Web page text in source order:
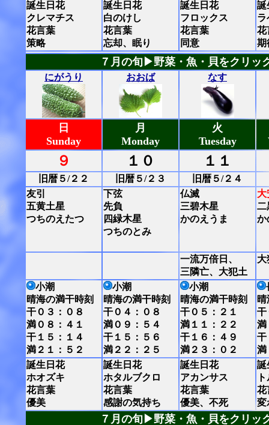
誕生日花
クレマチス
花言葉
策略
誕生日花
白のけし
花言葉
忘却、眠り
誕生日花
フロックス
花言葉
同意
誕
ラ
花
期
７月の旬▶野菜・魚・貝をクリッ
にがうり おおば なす
日
Sunday
月
Monday
火
Tuesday
９ １０ １１
旧暦５/２２ 旧暦５/２３
旧暦５/２４
友引
五黄土星
つちのえたつ
下弦
先負
四緑木星
つちのとみ
仏滅
三碧木星
かのえうま
大
二
か
一流万倍日、
三隣亡、大犯土
大
小潮
晴海の満干時刻
干０３：０８
満０８：４１
干１５：１４
満２１：５２
小潮
晴海の満干時刻
干０４：０８
満０９：５４
干１５：５６
満２２：２５
小潮
晴海の満干時刻
干０５：２１
満１１：２２
干１６：４９
満２３：０２
干
満
干
満
誕生日花
ホオズキ
花言葉
優美
誕生日花
ホタルブクロ
花言葉
感謝の気持ち
誕生日花
アカンサス
花言葉
優美、不死
誕
花
変
７月の旬▶野菜・魚・貝をクリッ